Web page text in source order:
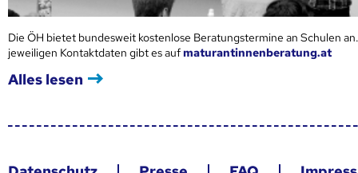
Die ÖH bietet bundesweit kostenlose Beratungstermine an Schulen
jeweiligen Kontaktdaten gibt es aufmaturantinnenberatung.at
Alles lesen